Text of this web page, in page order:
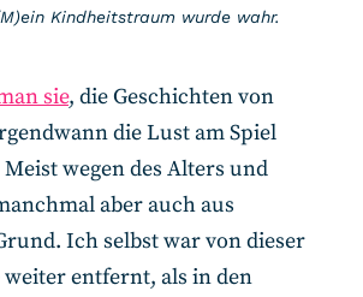
Kindheitstraum wurde wahr.
sie, die Geschichten von
die Lust am Spiel
wegen des Alters und
aber auch aus
Ich selbst war von dieser
entfernt, als in den